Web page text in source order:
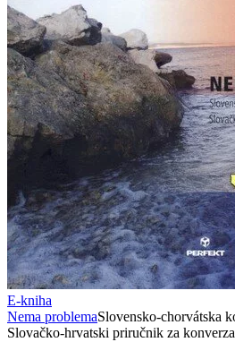
E-kniha
Nema problemaSlovensko-chorvátska
Slovačko-hrvatski priručnik za